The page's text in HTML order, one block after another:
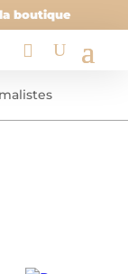
la boutique